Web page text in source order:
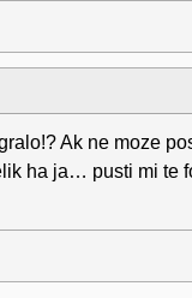
Ak ne moze
ha ja… pusti mi te